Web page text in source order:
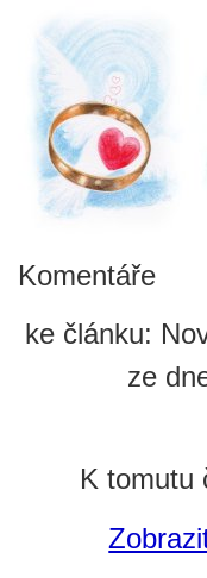
Komentáře
ke článku:
ze
K tomutu